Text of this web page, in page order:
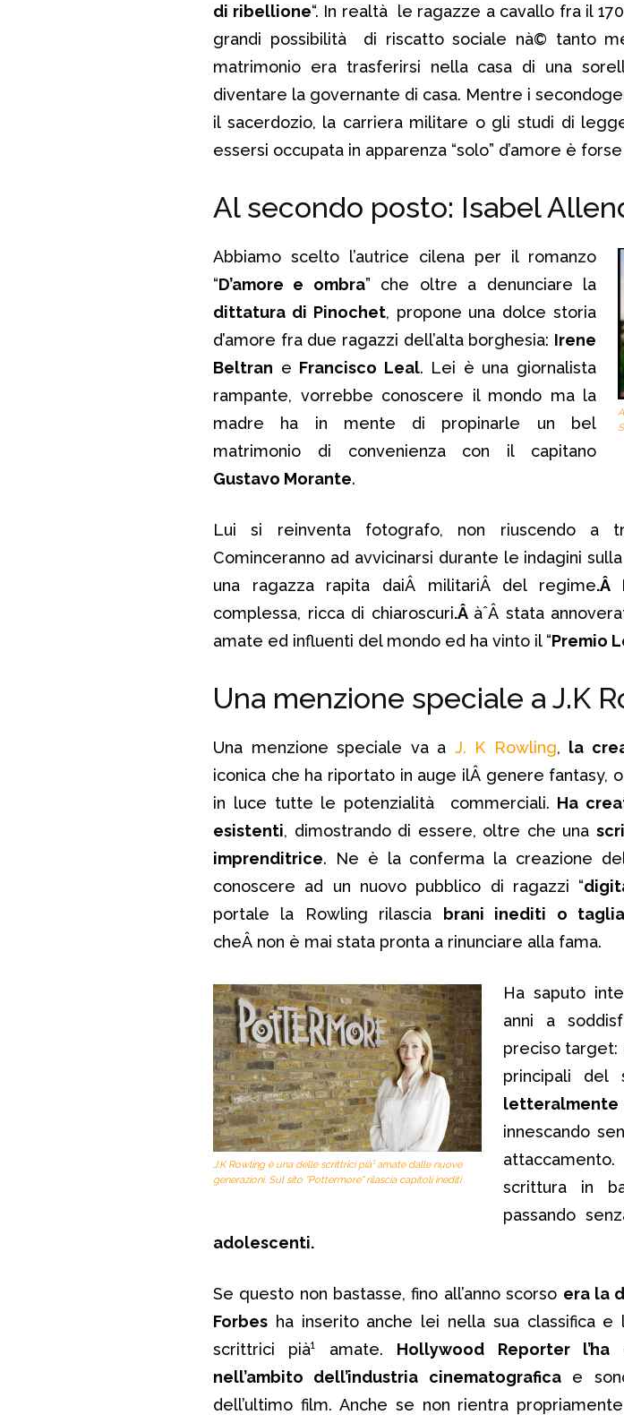
di ribellione“. In realtà le ragazze a cavallo fra il
grandi possibilità di riscatto sociale nà© tanto
matrimonio era trasferirsi nella casa di una
diventare la governante di casa. Mentre i
il sacerdozio, la carriera militare o gli studi di
essersi occupata in apparenza “solo” d’amore è
Al secondo posto: Isabel
Abbiamo scelto l’autrice cilena per il romanzo
“D’amore e ombra” che oltre a denunciare la
dittatura di Pinochet, propone una dolce storia
d’amore fra due ragazzi dell’alta borghesia: Irene
Beltran e Francisco Leal. Lei è una giornalista
rampante, vorrebbe conoscere il mondo ma la
madre ha in mente di propinarle un bel
matrimonio di convenienza con il capitano
Gustavo Morante.
Lui si reinventa fotografo, non riuscendo a
Cominceranno ad avvicinarsi durante le indagini
una ragazza rapita daiÂ militariÂ del regime.Â
complessa, ricca di chiaroscuri.Â àˆÂ stata
amate ed influenti del mondo ed ha vinto il “Premio
Una menzione speciale a J.K
Una menzione speciale va a J. K Rowling, la
iconica che ha riportato in auge ilÂ genere fantasy,
in luce tutte le potenzialità commerciali. Ha
esistenti, dimostrando di essere, oltre che una
imprenditrice. Ne è la conferma la creazione
conoscere ad un nuovo pubblico di ragazzi “
portale la Rowling rilascia brani inediti o
cheÂ non è mai stata pronta a rinunciare alla fama.
J.K Rowling è una delle scrittrici pià¹ amate dalle nuove
generazioni. Sul sito “Pottermore” rilascia capitoli inediti
Ha saputo
anni a
preciso target:
principali del
innescando
scrittura in
passando
adolescenti.
Se questo non bastasse, fino all’anno scorso era la
Forbes ha inserito anche lei nella sua classifica e
scrittrici pià¹ amate. Hollywood Reporter
nell’ambito dell’industria cinematograficae sono
dell’ultimo film. Anche se non rientra